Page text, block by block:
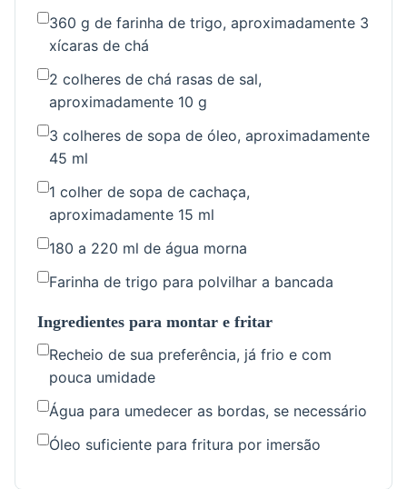
360 g de farinha de trigo, aproximadamente 3
xícaras de chá
2 colheres de chá rasas de sal,
aproximadamente 10 g
3 colheres de sopa de óleo, aproximadamente
45 ml
1 colher de sopa de cachaça,
aproximadamente 15 ml
180 a 220 ml de água morna
Farinha de trigo para polvilhar a bancada
Ingredientes para montar e fritar
Recheio de sua preferência, já frio e com
pouca umidade
Água para umedecer as bordas, se necessário
Óleo suficiente para fritura por imersão